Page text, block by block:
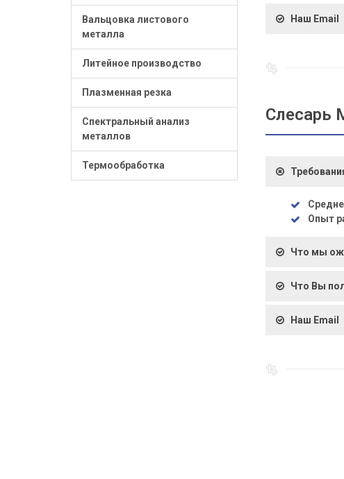
Вальцовка листового
металла
Литейное производство
Плазменная резка
Спектральный анализ
металлов
Термообработка
Наш Email
Слесарь
Опыт
Что мы
Что Вы
Наш Email